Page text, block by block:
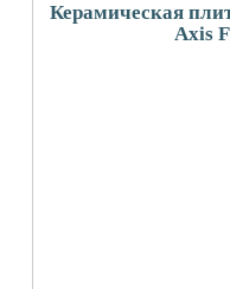
Керамическая
Axis